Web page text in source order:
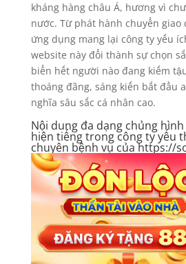
kháng hàng châu Á, hương vì
nước. Từ phát hành chuyển
ứng dụng mang lại công ty yếu
website này đổi thành sự chọn
biển hết người nào đang kiếm
thoáng đãng, sáng kiến bắt đầu
nghĩa sâu sắc cá nhân cao.
Nội dung đa dạng chủng
hiện tiếng trong công ty yếu
chuyên bệnh vụ của https://